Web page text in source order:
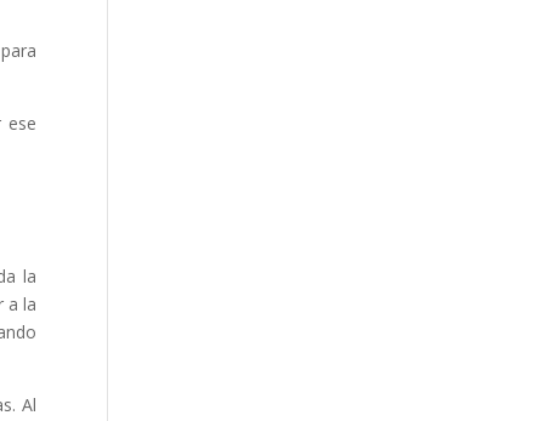
ese
la
a la
Al